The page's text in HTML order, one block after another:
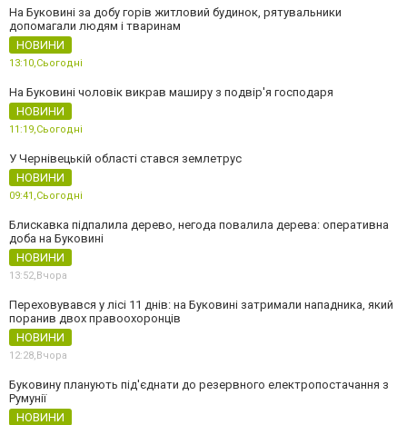
На Буковині за добу горів житловий будинок, рятувальники
допомагали людям і тваринам
НОВИНИ
13:10, Сьогодні
На Буковині чоловік викрав маширу з подвір'я господаря
НОВИНИ
11:19, Сьогодні
У Чернівецькій області стався землетрус
НОВИНИ
09:41, Сьогодні
Блискавка підпалила дерево, негода повалила дерева: оперативна
доба на Буковині
НОВИНИ
13:52, Вчора
Переховувався у лісі 11 днів: на Буковині затримали нападника, який
поранив двох правоохоронців
НОВИНИ
12:28, Вчора
Буковину планують під'єднати до резервного електропостачання з
Румунії
НОВИНИ